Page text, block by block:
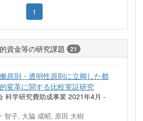
1
資金等の研究課題 21
原則・透明性原則に立脚した都
変革に関する比較実証研究
科学研究費助成事業 2021年4月 -
智子, 大脇 成昭, 原田 大樹